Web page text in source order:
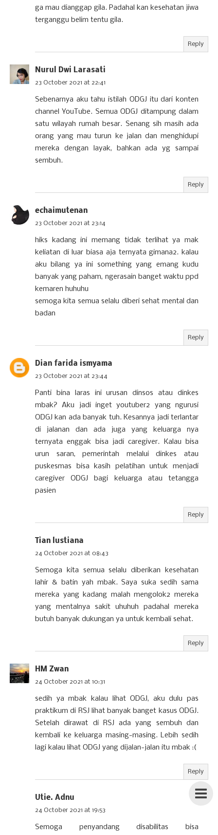
ga mau dianggap gila. Padahal kan kesehatan jiwa
terganggu belim tentu gila.
Reply
Nurul Dwi Larasati
23 October 2021 at 22:41
Sebenarnya aku tahu istilah ODGJ itu dari konten
channel YouTube. Semua ODGJ ditampung dalam
satu wilayah rumah besar. Senang sih masih ada
orang yang mau turun ke jalan dan menghidupi
mereka dengan layak, bahkan ada yg sampai
sembuh.
Reply
echaimutenan
23 October 2021 at 23:14
hiks kadang ini memang tidak terlihat ya mak
keliatan di luar biasa aja ternyata gimana2. kalau
aku bilang ya ini something yang emang kudu
banyak yang paham, ngerasain banget waktu ppd
kemaren huhuhu
semoga kita semua selalu diberi sehat mental dan
badan
Reply
Dian farida ismyama
23 October 2021 at 23:44
Panti bina laras ini urusan dinsos atau dinkes
mbak? Aku jadi inget youtuber2 yang ngurusi
ODGJ kan ada banyak tuh. Kesannya jadi terlantar
di jalanan dan ada juga yang keluarga nya
ternyata enggak bisa jadi caregiver. Kalau bisa
urun saran, pemerintah melalui dinkes atau
puskesmas bisa kasih pelatihan untuk menjadi
caregiver ODGJ bagi keluarga atau tetangga
pasien
Reply
Tian lustiana
24 October 2021 at 08:43
Semoga kita semua selalu diberikan kesehatan
lahir & batin yah mbak. Saya suka sedih sama
mereka yang kadang malah mengolok2 mereka
yang mentalnya sakit uhuhuh padahal mereka
butuh banyak dukungan ya untuk kembali sehat.
Reply
HM Zwan
24 October 2021 at 10:31
sedih ya mbak kalau lihat ODGJ, aku dulu pas
praktikum di RSJ lihat banyak banget kasus ODGJ.
Setelah dirawat di RSJ ada yang sembuh dan
kembali ke keluarga masing-masing. Lebih sedih
lagi kalau lihat ODGJ yang dijalan-jalan itu mbak :(
Reply
Utie. Adnu
24 October 2021 at 19:53
Semoga penyandang disabilitas bisa